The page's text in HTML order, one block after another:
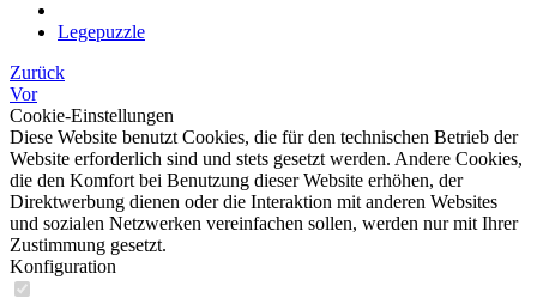
Legepuzzle
Zurück
Vor
Cookie-Einstellungen
Diese Website benutzt Cookies, die für den technischen Betrieb der
Website erforderlich sind und stets gesetzt werden. Andere Cookies,
die den Komfort bei Benutzung dieser Website erhöhen, der
Direktwerbung dienen oder die Interaktion mit anderen Websites
und sozialen Netzwerken vereinfachen sollen, werden nur mit Ihrer
Zustimmung gesetzt.
Konfiguration